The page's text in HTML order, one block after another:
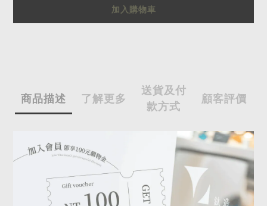
加入購物車
商品描述 了解更多
送貨及付
款方式
顧客評價